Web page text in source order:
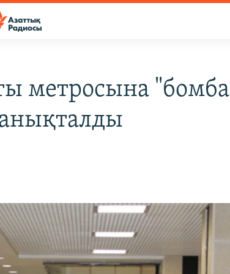
метросына "бомба
анықталды